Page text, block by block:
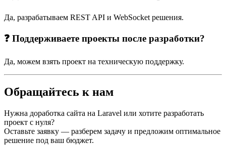
Да, разрабатываем REST API и WebSocket решения.
❓ Поддерживаете проекты после разработки?
Да, можем взять проект на техническую поддержку.
Обращайтесь к нам
Нужна доработка сайта на Laravel или хотите разработать
проект с нуля?
Оставьте заявку — разберем задачу и предложим оптимальное
решение под ваш бюджет.